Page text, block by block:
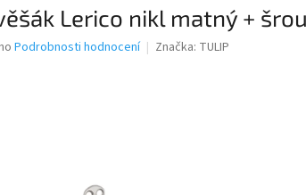
Lerico nikl matný +
Podrobnosti hodnocení Značka: TULIP